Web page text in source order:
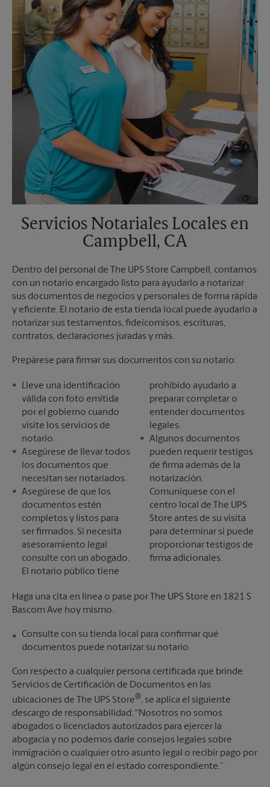
Lunes
5:30 PM
Martes
5:30 PM
Servicios Notariales Locales en
Campbell, CA
Dentro del personal de The UPS Store Campbell, contamos
con un notario encargado listo para ayudarlo a notarizar
sus documentos de negocios y personales de forma rápida
y eficiente. El notario de esta tienda local puede ayudarlo a
notarizar sus testamentos, fideicomisos, escrituras,
contratos, declaraciones juradas y más.
Prepárese para firmar sus documentos con su notario:
Lleve una identificación
válida con foto emitida
por el gobierno cuando
visite los servicios de
notario.
Asegúrese de llevar todos
los documentos que
necesitan ser notariados.
Asegúrese de que los
documentos estén
completos y listos para
ser firmados. Si necesita
asesoramiento legal
consulte con un abogado.
El notario público tiene
prohibido ayudarlo a
preparar completar o
entender documentos
legales.
Algunos documentos
pueden requerir testigos
de firma además de la
notarización.
Comuníquese con el
centro local de The UPS
Store antes de su visita
para determinar si puede
proporcionar testigos de
firma adicionales.
Haga una cita en línea o pase por The UPS Store en 1821 S
Bascom Ave hoy mismo.
Consulte con su tienda local para confirmar qué
documentos puede notarizar su notario.
Con respecto a cualquier persona certificada que brinde
Servicios de Certificación de Documentos en las
ubicaciones de The UPS Store®, se aplica el siguiente
descargo de responsabilidad: “Nosotros no somos
abogados o licenciados autorizados para ejercer la
abogacía y no podemos darle consejos legales sobre
inmigración o cualquier otro asunto legal o recibir pago por
algún consejo legal en el estado correspondiente.”